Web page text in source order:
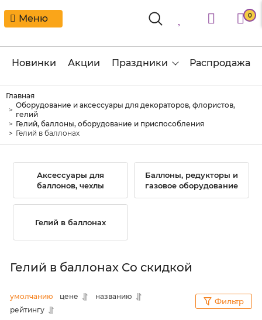
Меню 0
Новинки Акции Праздники Распродажа
Главная
Оборудование и аксессуары для декораторов, флористов,
гелий
Гелий, баллоны, оборудование и приспособления
Гелий в баллонах
Аксессуары для
баллонов, чехлы
Баллоны, редукторы и
газовое оборудование
Гелий в баллонах
Гелий в баллонах Со скидкой
умолчанию цене
названию
рейтингу
Фильтр